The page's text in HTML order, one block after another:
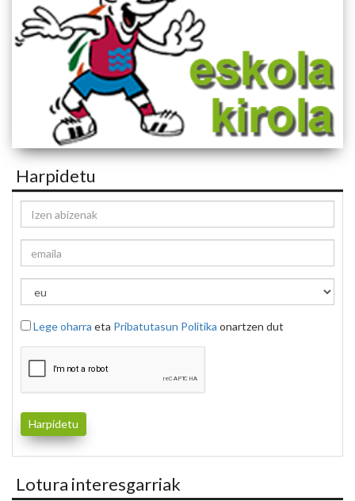
Harpidetu
Lege oharra eta Pribatutasun Politika onartzen dut
Lotura interesgarriak